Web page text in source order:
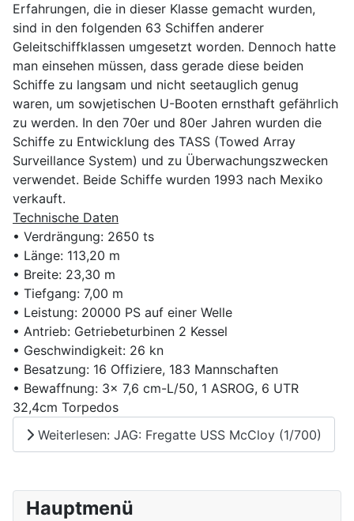
Hauptmenü
Erfahrungen, die in dieser Klasse gemacht wurden,
sind in den folgenden 63 Schiffen anderer
Geleitschiffklassen umgesetzt worden. Dennoch hatte
man einsehen müssen, dass gerade diese beiden
Schiffe zu langsam und nicht seetauglich genug
waren, um sowjetischen U-Booten ernsthaft gefährlich
zu werden. In den 70er und 80er Jahren wurden die
Schiffe zu Entwicklung des TASS (Towed Array
Surveillance System) und zu Überwachungszwecken
verwendet. Beide Schiffe wurden 1993 nach Mexiko
verkauft.
Technische Daten
• Verdrängung: 2650 ts
• Länge: 113,20 m
• Breite: 23,30 m
• Tiefgang: 7,00 m
• Leistung: 20000 PS auf einer Welle
• Antrieb: Getriebeturbinen 2 Kessel
• Geschwindigkeit: 26 kn
• Besatzung: 16 Offiziere, 183 Mannschaften
• Bewaffnung: 3x 7,6 cm-L/50, 1 ASROG, 6 UTR
32,4cm Torpedos
Weiterlesen: JAG: Fregatte USS McCloy (1/700)